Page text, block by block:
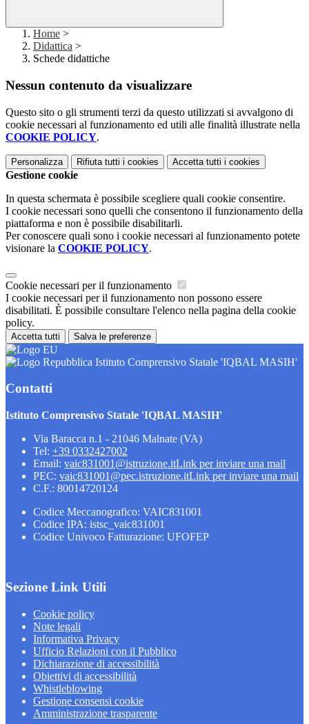
Home >
Didattica >
Schede didattiche
Nessun contenuto da visualizzare
Questo sito o gli strumenti terzi da questo utilizzati si avvalgono di
cookie necessari al funzionamento ed utili alle finalità illustrate nella
COOKIE POLICY.
Personalizza Rifiuta tutti i cookies Accetta tutti i cookies
Gestione cookie
In questa schermata è possibile scegliere quali cookie consentire.
I cookie necessari sono quelli che consentono il funzionamento della
piattaforma e non è possibile disabilitarli.
Per conoscere quali sono i cookie necessari al funzionamento potete
visionare la COOKIE POLICY.
Cookie necessari per il funzionamento
I cookie necessari per il funzionamento non possono essere
disabilitati. È possibile consultare l'elenco nella pagina della cookie
policy.
Accetta tutti Salva le preferenze
Istituto Comprensivo Statale 'IQBAL MASIH'
Contatti
Istituto Comprensivo Statale 'IQBAL MASIH'
Via Baracca n.1 - 21046 Malnate (VA)
Tel: +39 0332427002
Email: vaic831001@istruzione.itLink per inviare una mail
PEC: vaic831001@pec.istruzione.itLink per inviare una mail
C.F.: 80014720124
Codice Meccanografico: VAIC831001
Codice IPA: istsc_vaic831001
Codice Univoco Fatturazione: UFOFEP
Sezione Link Utili
Cookie policy
Note legali
Informativa Privacy
Ufficio Relazioni con il Pubblico
Dichiarazione di accessibilità
Obiettivi di accessibilità
Whistleblowing
Gestione consensi cookie
Amministrazione trasparente